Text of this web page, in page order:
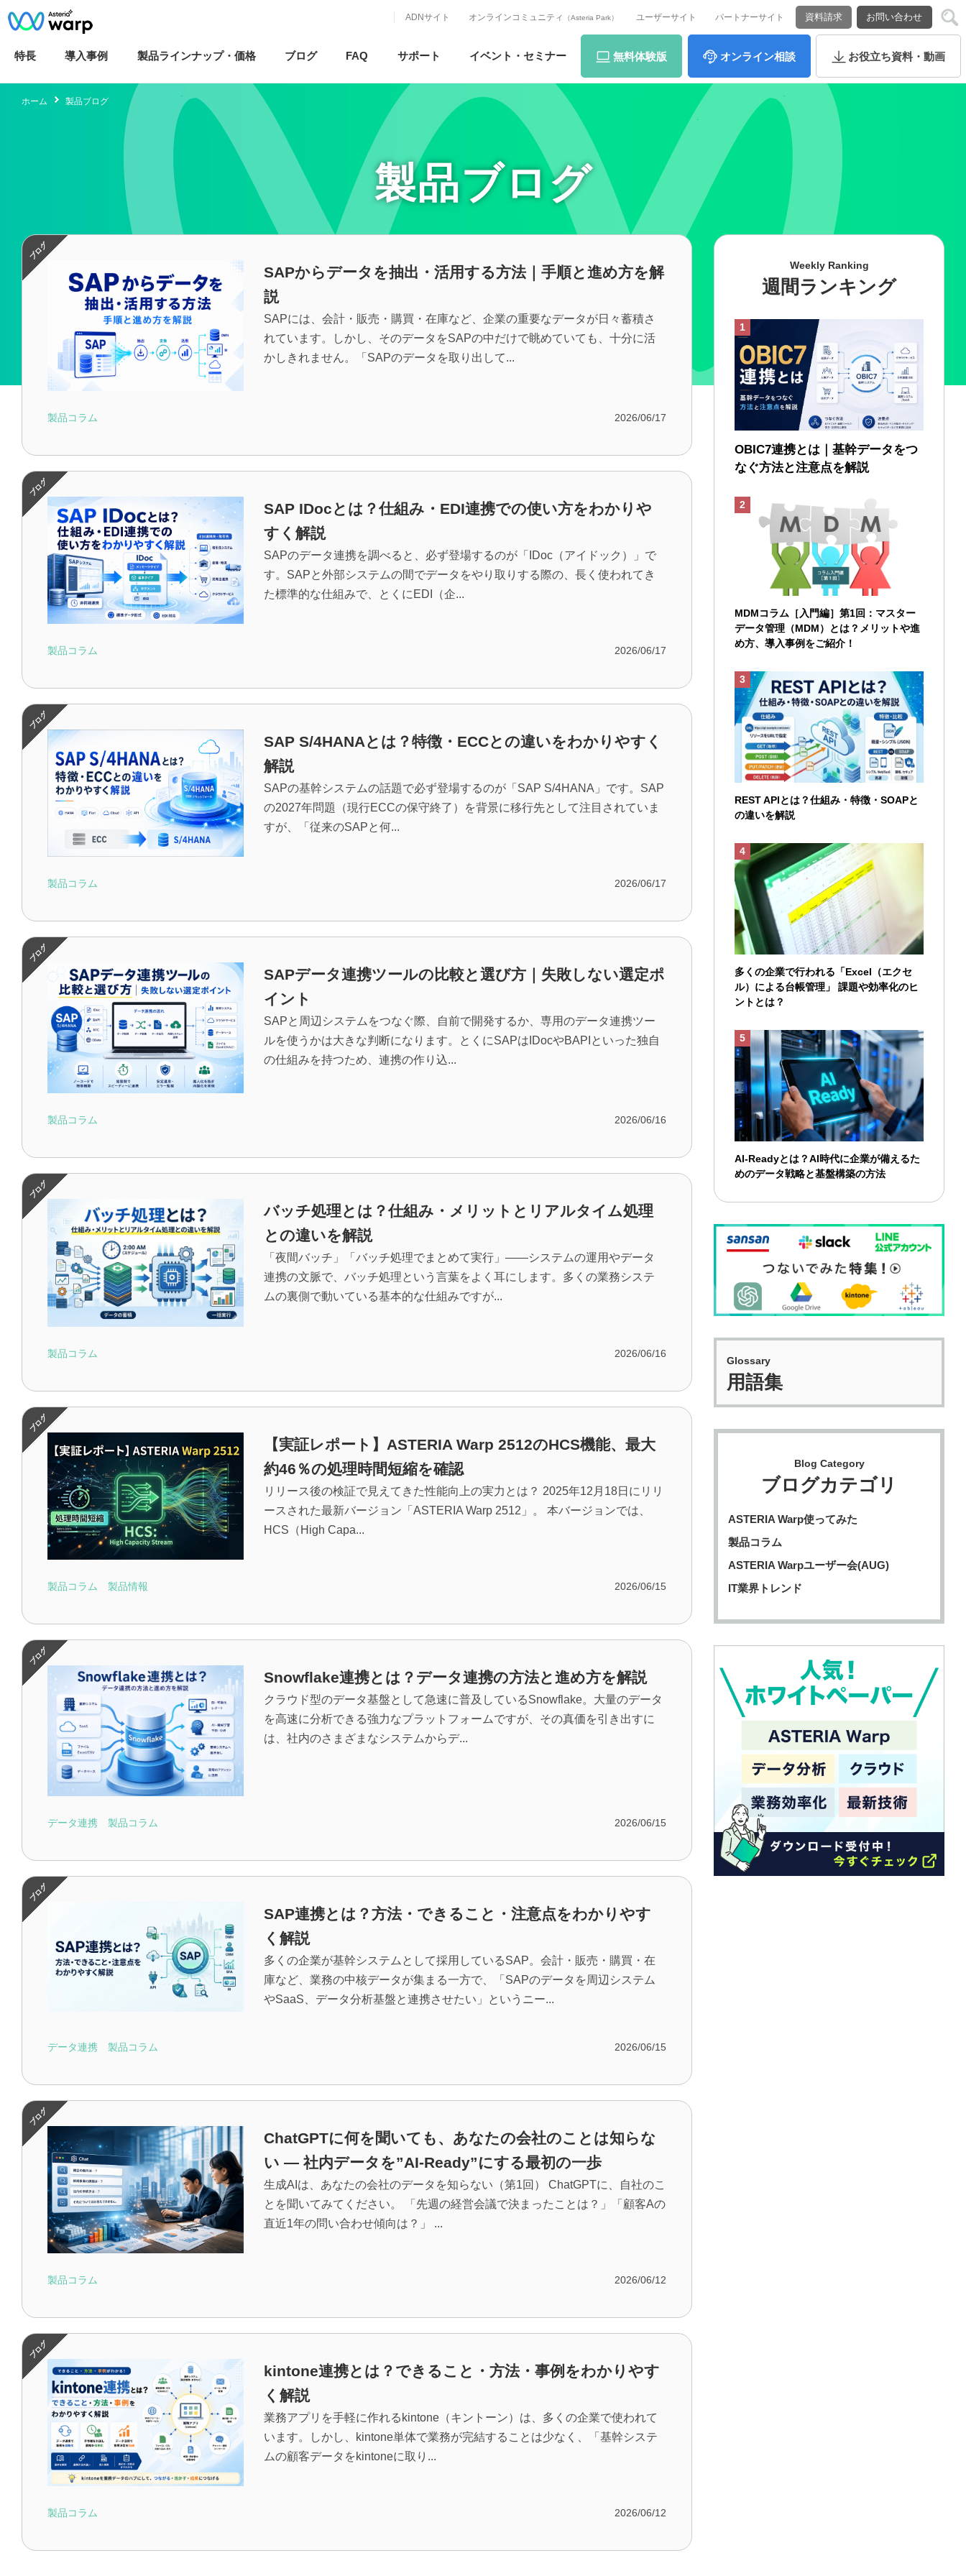
ADNサイト オンラインコミュニティ （Asteria Park） ユーザーサイト パートナーサイト 資料請求 お問い合わせ
特長 導入事例 製品ラインナップ・ 価格 ブログ FAQ サポート イベント・ セミナー 無料体験版 オンライン相談 お役立ち資料・動画
ホーム 製品ブログ
製品ブログ
SAPからデータを抽出・活用する方法｜手順と進め方を解
説
SAPには、会計・販売・購買・在庫など、企業の重要なデータが日々蓄積さ
れています。しかし、そのデータをSAPの中だけで眺めていても、十分に活
かしきれません。「SAPのデータを取り出して...
製品コラム 2026/06/17
SAP IDocとは？仕組み・EDI連携での使い方をわかりや
すく解説
SAPのデータ連携を調べると、必ず登場するのが「IDoc（アイドック）」で
す。SAPと外部システムの間でデータをやり取りする際の、長く使われてき
た標準的な仕組みで、とくにEDI（企...
製品コラム 2026/06/17
SAP S/4HANAとは？特徴・ECCとの違いをわかりやすく
解説
SAPの基幹システムの話題で必ず登場するのが「SAP S/4HANA」です。SAP
の2027年問題（現行ECCの保守終了）を背景に移行先として注目されていま
すが、「従来のSAPと何...
製品コラム 2026/06/17
SAPデータ連携ツールの比較と選び方｜失敗しない選定ポ
イント
SAPと周辺システムをつなぐ際、自前で開発するか、専用のデータ連携ツー
ルを使うかは大きな判断になります。とくにSAPはIDocやBAPIといった独自
の仕組みを持つため、連携の作り込...
製品コラム 2026/06/16
バッチ処理とは？仕組み・メリットとリアルタイム処理
との違いを解説
「夜間バッチ」「バッチ処理でまとめて実行」――システムの運用やデータ
連携の文脈で、バッチ処理という言葉をよく耳にします。多くの業務システ
ムの裏側で動いている基本的な仕組みですが...
製品コラム 2026/06/16
【実証レポート】ASTERIA Warp 2512のHCS機能、最大
約46％の処理時間短縮を確認
リリース後の検証で見えてきた性能向上の実力とは？ 2025年12月18日にリリ
ースされた最新バージョン「ASTERIA Warp 2512」。 本バージョンでは、
HCS（High Capa...
製品コラム 製品情報 2026/06/15
Snowflake連携とは？データ連携の方法と進め方を解説
クラウド型のデータ基盤として急速に普及しているSnowflake。大量のデータ
を高速に分析できる強力なプラットフォームですが、その真価を引き出すに
は、社内のさまざまなシステムからデ...
データ連携 製品コラム 2026/06/15
SAP連携とは？方法・できること・注意点をわかりやす
く解説
多くの企業が基幹システムとして採用しているSAP。会計・販売・購買・在
庫など、業務の中核データが集まる一方で、「SAPのデータを周辺システム
やSaaS、データ分析基盤と連携させたい」というニー...
データ連携 製品コラム 2026/06/15
ChatGPTに何を聞いても、あなたの会社のことは知らな
い ― 社内データを”AI-Ready”にする最初の一歩
生成AIは、あなたの会社のデータを知らない（第1回） ChatGPTに、自社のこ
とを聞いてみてください。 「先週の経営会議で決まったことは？」「顧客Aの
直近1年の問い合わせ傾向は？」 ...
製品コラム 2026/06/12
kintone連携とは？できること・方法・事例をわかりやす
く解説
業務アプリを手軽に作れるkintone（キントーン）は、多くの企業で使われて
います。しかし、kintone単体で業務が完結することは少なく、「基幹システ
ムの顧客データをkintoneに取り...
製品コラム 2026/06/12
Weekly Ranking
週間ランキング
OBIC7連携とは｜基幹データをつ
なぐ方法と注意点を解説
MDMコラム［入門編］第1回：マスター
データ管理（MDM）とは？メリットや進
め方、導入事例をご紹介！
REST APIとは？仕組み・特徴・SOAPと
の違いを解説
多くの企業で行われる「Excel（エクセ
ル）による台帳管理」 課題や効率化のヒ
ントとは？
AI-Readyとは？AI時代に企業が備えるた
めのデータ戦略と基盤構築の方法
Glossary
用語集
Blog Category
ブログカテゴリ
ASTERIA Warp使ってみた
製品コラム
ASTERIA Warpユーザー会(AUG)
IT業界トレンド